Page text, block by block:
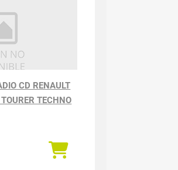
CD RENAULT
TECHNO